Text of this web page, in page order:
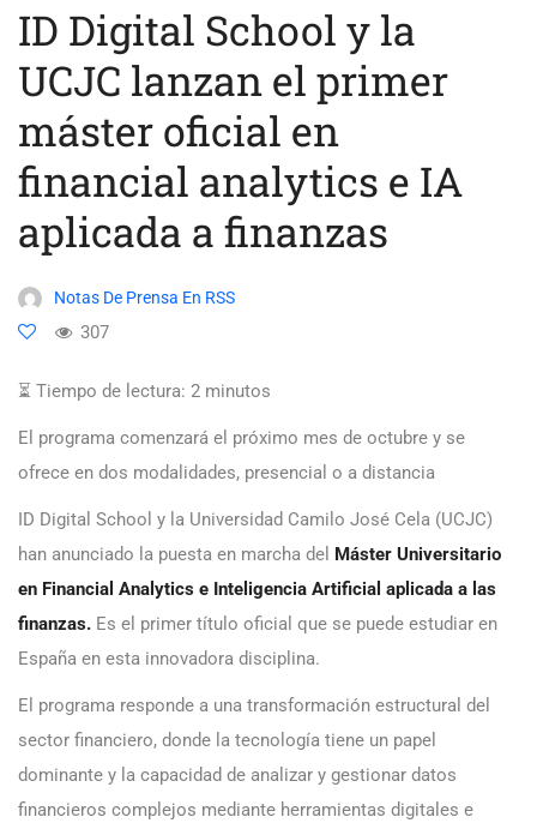
ID Digital School y la
UCJC lanzan el primer
máster oficial en
financial analytics e IA
aplicada a finanzas
Notas De Prensa En RSS
307
⏳ Tiempo de lectura: 2 minutos
El programa comenzará el próximo mes de octubre y se
ofrece en dos modalidades, presencial o a distancia
ID Digital School y la Universidad Camilo José Cela (UCJC)
han anunciado la puesta en marcha del
Máster Universitario
en Financial Analytics e Inteligencia Artificial aplicada a las
finanzas. Es el primer título oficial que se puede estudiar en
España en esta innovadora disciplina.
El programa responde a una transformación estructural del
sector financiero, donde la tecnología tiene un papel
dominante y la capacidad de analizar y gestionar datos
financieros complejos mediante herramientas digitales e